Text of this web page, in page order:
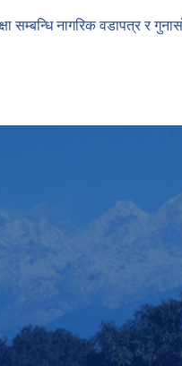
सम्बन्धि नागरिक वडापत्र र